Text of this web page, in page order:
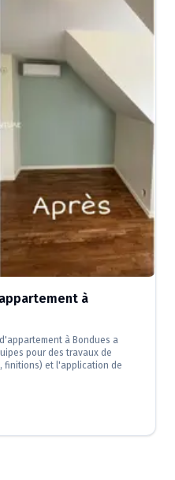
à
à Bondues a
pour des travaux de
finitions) et l'application de